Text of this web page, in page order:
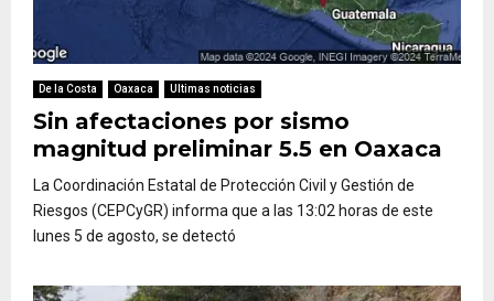
De la Costa Oaxaca Ultimas noticias
Sin afectaciones por sismo
magnitud preliminar 5.5 en Oaxaca
La Coordinación Estatal de Protección Civil y Gestión de
Riesgos (CEPCyGR) informa que a las 13:02 horas de este
lunes 5 de agosto, se detectó